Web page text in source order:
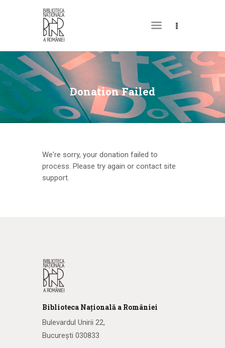
Donation Failed
DESPRE NOI
PERMISUL MEU DE
BIBLIOTECĂ
CATALOAGE ȘI
BIBLIOTECA DIGITALĂ
EVENIMENTE
CULTURALE
We're sorry, your donation failed to
process. Please try again or contact site
support.
Biblioteca Națională a României
Bulevardul Unirii 22,
București 030833